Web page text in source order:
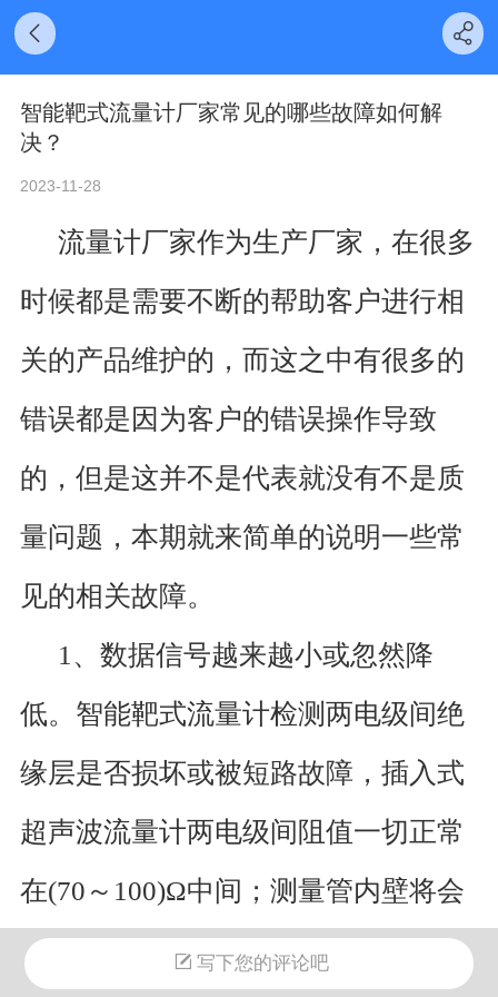
智能靶式流量计厂家常见的哪些故障如何解
决？
2023-11-28
流量计厂家作为生产厂家，在很多
时候都是需要不断的帮助客户进行相
关的产品维护的，而这之中有很多的
错误都是因为客户的错误操作导致
的，但是这并不是代表就没有不是质
量问题，本期就来简单的说明一些常
见的相关故障。
1、数据信号越来越小或忽然降
低。智能靶式流量计检测两电级间绝
缘层是否损坏或被短路故障，插入式
超声波流量计两电级间阻值一切正常
在(70～100)Ω中间；测量管内壁将会
沉积污渍，应清理和擦洗电级，切忌
写下您的评论吧